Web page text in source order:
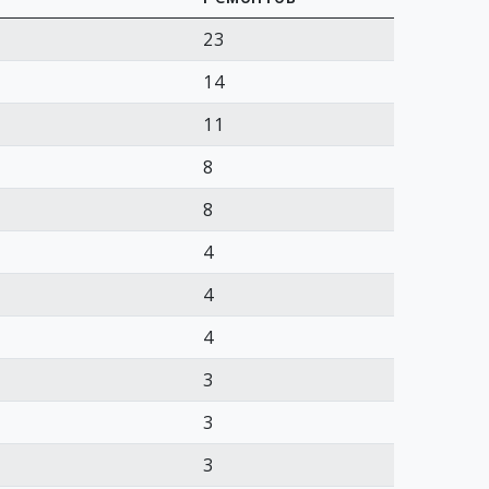
23
14
11
8
8
4
4
4
3
3
3